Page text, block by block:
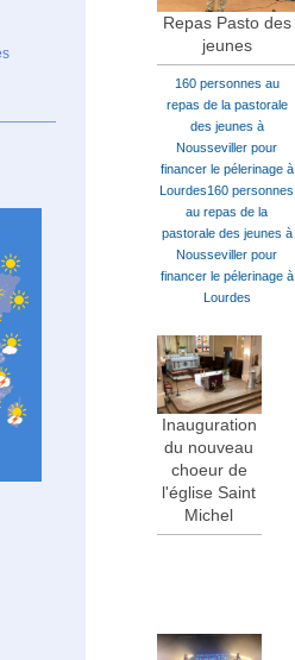
Repas Pasto des
jeunes
160 personnes au
repas de la pastorale
des jeunes à
Nousseviller pour
financer le pélerinage à
Lourdes160 personnes
au repas de la
pastorale des jeunes à
Nousseviller pour
financer le pélerinage à
Lourdes
Inauguration
du nouveau
choeur de
l'église Saint
Michel